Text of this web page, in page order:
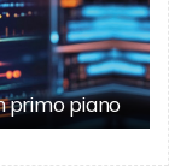
primo piano